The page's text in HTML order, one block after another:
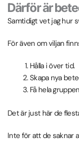
Därför är
Samtidigt vet jag hur
För även om viljan
Hålla i över tid.
Skapa nya
Få hela
Det är just här de
Inte för att de saknar